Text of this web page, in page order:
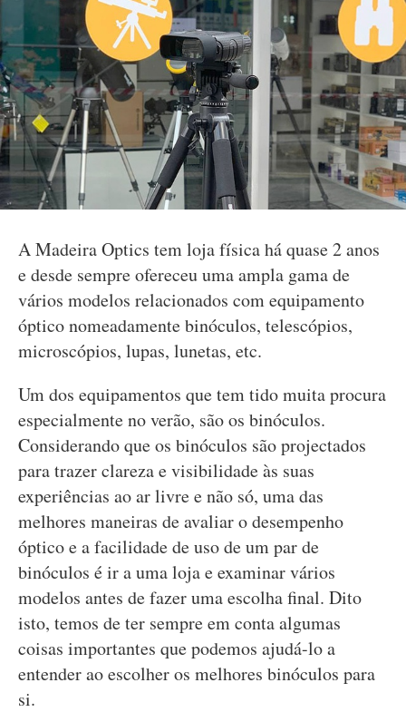
A Madeira Optics tem loja física há quase 2 anos
e desde sempre ofereceu uma ampla gama de
vários modelos relacionados com equipamento
óptico nomeadamente binóculos, telescópios,
microscópios, lupas, lunetas, etc.
Um dos equipamentos que tem tido muita procura
especialmente no verão, são os binóculos.
Considerando que os binóculos são projectados
para trazer clareza e visibilidade às suas
experiências ao ar livre e não só, uma das
melhores maneiras de avaliar o desempenho
óptico e a facilidade de uso de um par de
binóculos é ir a uma loja e examinar vários
modelos antes de fazer uma escolha final. Dito
isto, temos de ter sempre em conta algumas
coisas importantes que podemos ajudá-lo a
entender ao escolher os melhores binóculos para
si.